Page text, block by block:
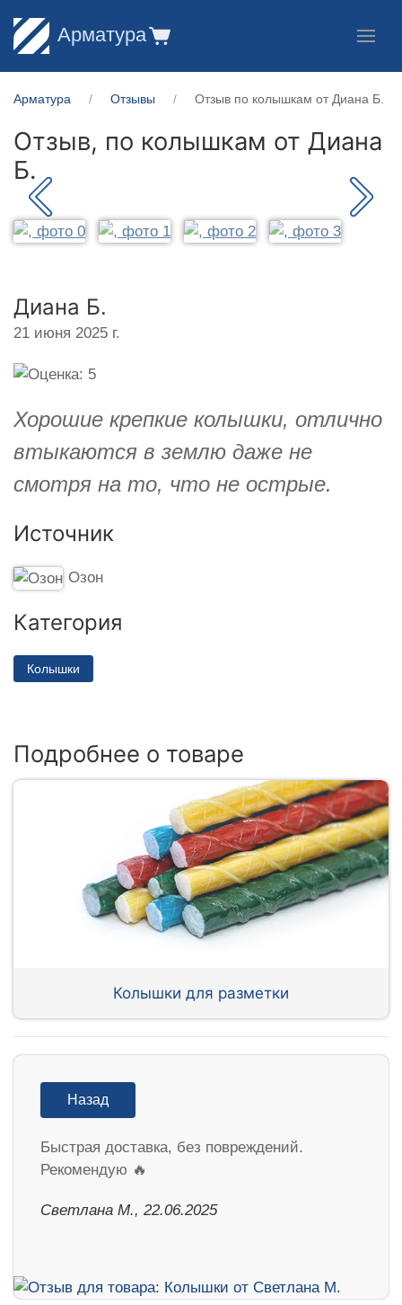
Арматура
Арматура Отзывы Отзыв по колышкам от Диана Б.
Отзыв, по колышкам от Диана
Б.
Диана Б.
21 июня 2025 г.
Хорошие крепкие колышки, отлично
втыкаются в землю даже не
смотря на то, что не острые.
Источник
Озон
Категория
Колышки
Подробнее о товаре
Колышки для разметки
Назад
Быстрая доставка, без повреждений.
Рекомендую 🔥
Светлана М., 22.06.2025